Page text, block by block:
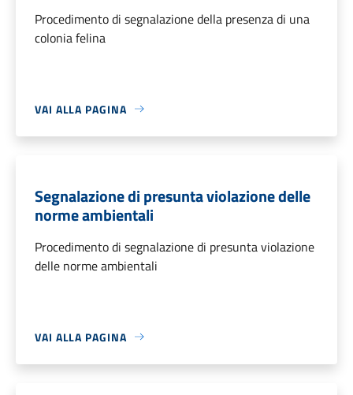
Procedimento di segnalazione della presenza di una
colonia felina
VAI ALLA PAGINA
Segnalazione di presunta violazione delle
norme ambientali
Procedimento di segnalazione di presunta violazione
delle norme ambientali
VAI ALLA PAGINA